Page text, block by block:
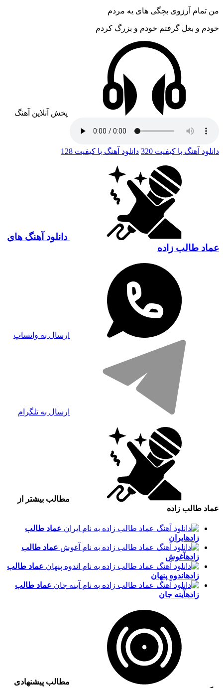
من تمام آرزوی بچگی های یه مردم
خودم و بغل گرفتم خودم و بزرگ کردم
پخش آنلاین آهنگ
دانلود آهنگ با کیفیت 320 دانلود آهنگ با کیفیت 128
دانلود آهنگ های
عماد طالب زاده
ارسال به واتساپ
ارسال به تلگرام
مطالب بیشتر از
عماد طالب زاده
عماد طالب
زادهایران
عماد طالب
زادهآغوش
عماد طالب
زادهاندوه پنهان
عماد طالب
زادهآینه جان
مطالب پیشنهادی